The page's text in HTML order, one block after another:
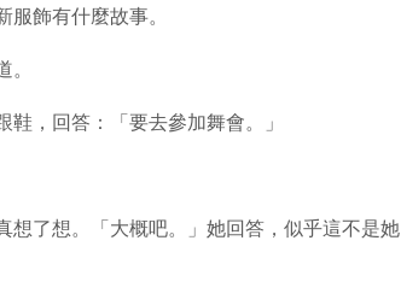
飾有什麼故事。
。
，回答：「要去參加舞會。」
想了想。「大概吧。」她回答，似乎這不是她